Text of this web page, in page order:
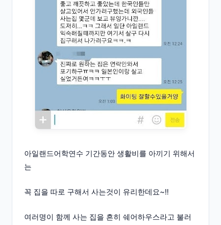
아일랜드어학연수 기간동안 생활비를 아끼기 위해서
는
꼭 집을 따로 구해서 사는것이 유리한데요~!!
여러명이 함께 사는 집을 흔히 쉐어하우스라고 불러